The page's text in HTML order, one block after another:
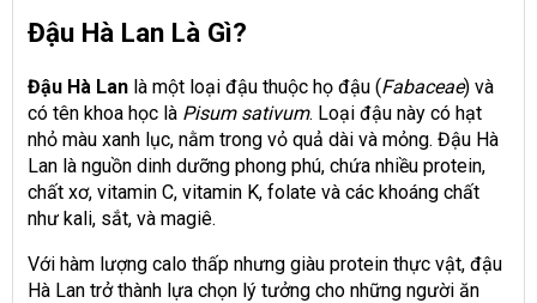
Đậu Hà Lan Là Gì?
Đậu Hà Lan là một loại đậu thuộc họ đậu (Fabaceae) và
có tên khoa học là Pisum sativum. Loại đậu này có hạt
nhỏ màu xanh lục, nằm trong vỏ quả dài và mỏng. Đậu Hà
Lan là nguồn dinh dưỡng phong phú, chứa nhiều protein,
chất xơ, vitamin C, vitamin K, folate và các khoáng chất
như kali, sắt, và magiê.
Với hàm lượng calo thấp nhưng giàu protein thực vật, đậu
Hà Lan trở thành lựa chọn lý tưởng cho những người ăn